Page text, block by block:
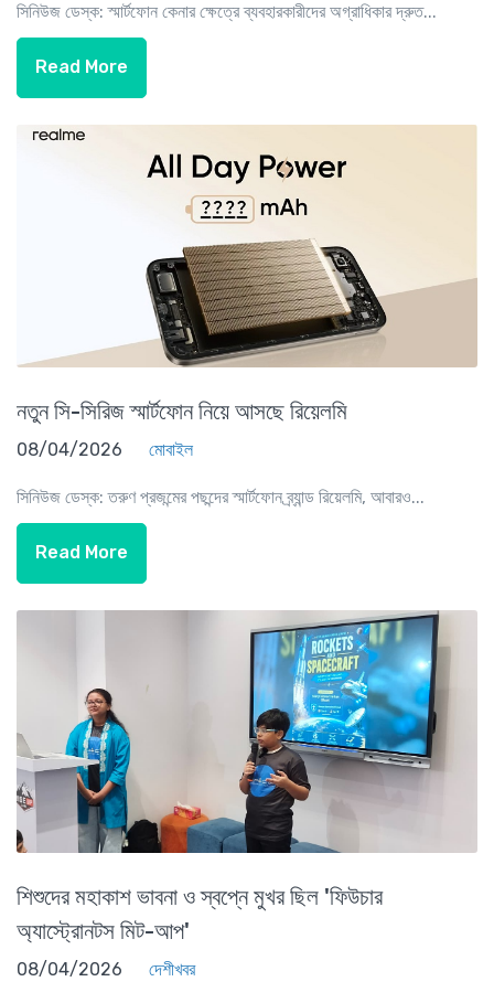
সিনিউজ ডেস্ক: স্মার্টফোন কেনার ক্ষেত্রে ব্যবহারকারীদের অগ্রাধিকার দ্রুত...
Read More
নতুন সি-সিরিজ স্মার্টফোন নিয়ে আসছে রিয়েলমি
08/04/2026 মোবাইল
সিনিউজ ডেস্ক: তরুণ প্রজন্মের পছন্দের স্মার্টফোন ব্র্যান্ড রিয়েলমি, আবারও...
Read More
শিশুদের মহাকাশ ভাবনা ও স্বপ্নে মুখর ছিল 'ফিউচার
অ্যাস্ট্রোনটস মিট-আপ'
08/04/2026 দেশীখবর